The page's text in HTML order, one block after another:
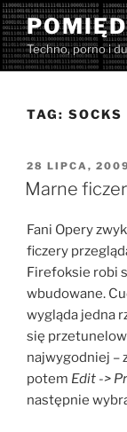
Przejdź
do
treściTechno, porno i
TAG: SOCKS
W
28 LIPCA,
Marne
Fani Opery
ficzery
Firefoksie robi
wbudowane.
wygląda jedna
się
najwygodniej –
potem Edit ->
następnie